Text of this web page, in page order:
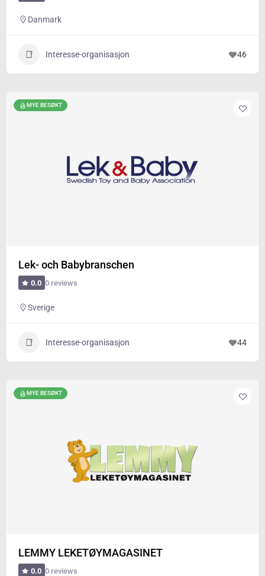
Danmark
Interesse-organisasjon 46
MYE BESØKT
Lek- och Babybranschen
0.0 0 reviews
Sverige
Interesse-organisasjon 44
MYE BESØKT
LEMMY LEKETØYMAGASINET
0.0 0 reviews